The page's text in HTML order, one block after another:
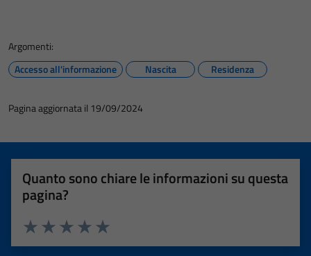
Argomenti:
Accesso all'informazione
Nascita Residenza
Pagina aggiornata il 19/09/2024
Quanto sono chiare le informazioni su questa
pagina?
Valuta 5 stelle su 5
Valuta 4 stelle su 5
Valuta 3 stelle su 5
Valuta 2 stelle su 5
Valuta 1 stelle su 5